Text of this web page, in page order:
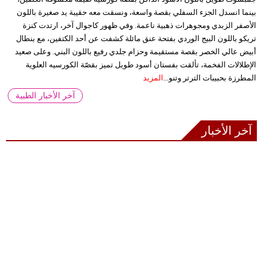
بينما انسدل الجزء السفلي بقصة واسعة، ونسقت معه حقيبة يد صغيرة باللون
الأصفر الزبدي ومجوهرات ذهبية ناعمة. وفي ظهور كاجوال آخر، ارتدت كنزة
تريكو باللون البيج الوردي بفتحة عنق مائلة كشفت عن أحد الكتفين، مع بنطال
أبيض عالي الخصر بقصة مستقيمة وحزام جلدي رفيع باللون البني. وعلى صعيد
الإطلالات الفخمة، تألقت بفستان أسود طويل تميز بقصّة الكورسيه العلوية
المطرزة بحبيبات الترتر وتنو...
المزيد
آخر الأخبار الطبية
آخر الأخبار